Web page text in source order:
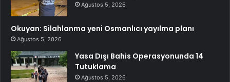
Ağustos 5, 2026
Okuyan: Silahlanma yeni Osmanlıcı yayılma planı
Ağustos 5, 2026
Yasa Dışı Bahis Operasyonunda 14
Tutuklama
Ağustos 5, 2026